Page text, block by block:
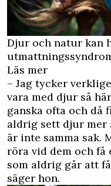
Djur och natur kan
Läs mer
– Jag tycker
vara med djur så
ganska ofta och då
aldrig sett djur mer
är inte samma sak.
röra vid dem och få
som aldrig går att
säger hon.